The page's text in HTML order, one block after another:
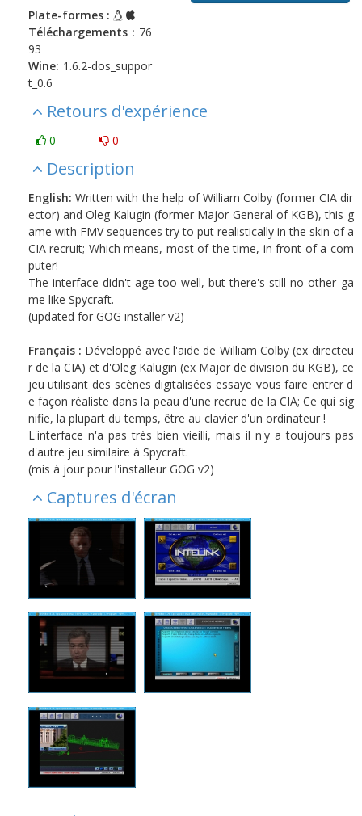
Plate-formes :
Téléchargements : 76
93
Wine: 1.6.2-dos_suppor
t_0.6
Retours d'expérience
0 0
Description
English: Written with the help of William Colby (former CIA dir
ector) and Oleg Kalugin (former Major General of KGB), this g
ame with FMV sequences try to put realistically in the skin of a
CIA recruit; Which means, most of the time, in front of a com
puter!
The interface didn't age too well, but there's still no other ga
me like Spycraft.
(updated for GOG installer v2)
Français : Développé avec l'aide de William Colby (ex directeu
r de la CIA) et d'Oleg Kalugin (ex Major de division du KGB), ce
jeu utilisant des scènes digitalisées essaye vous faire entrer d
e façon réaliste dans la peau d'une recrue de la CIA; Ce qui sig
nifie, la plupart du temps, être au clavier d'un ordinateur !
L'interface n'a pas très bien vieilli, mais il n'y a toujours pas
d'autre jeu similaire à Spycraft.
(mis à jour pour l'installeur GOG v2)
Captures d'écran